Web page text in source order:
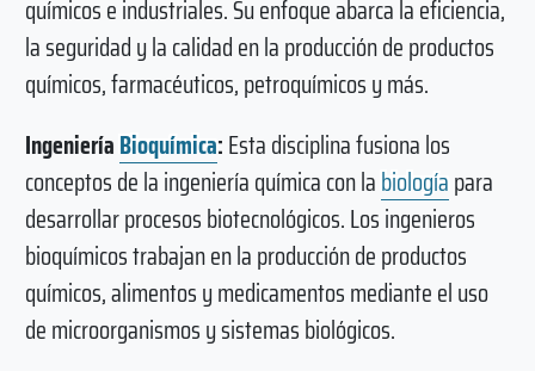
químicos e industriales. Su enfoque abarca la eficiencia,
la seguridad y la calidad en la producción de productos
químicos, farmacéuticos, petroquímicos y más.
IngenieríaBioquímica:Esta disciplina fusiona los
conceptos de la ingeniería química con labiologíapara
desarrollar procesos biotecnológicos. Los ingenieros
bioquímicos trabajan en la producción de productos
químicos, alimentos y medicamentos mediante el uso
de microorganismos y sistemas biológicos.